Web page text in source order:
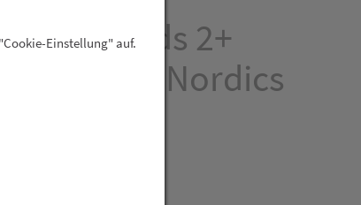
Kids 2+
Dino Nordics
Einstellung" auf.